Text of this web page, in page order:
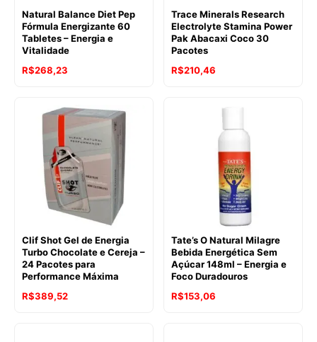
Natural Balance Diet Pep
Fórmula Energizante 60
Tabletes – Energia e
Vitalidade
R$268,23
Trace Minerals Research
Electrolyte Stamina Power
Pak Abacaxi Coco 30
Pacotes
R$210,46
Clif Shot Gel de Energia
Turbo Chocolate e Cereja –
24 Pacotes para
Performance Máxima
R$389,52
Tate’s O Natural Milagre
Bebida Energética Sem
Açúcar 148ml – Energia e
Foco Duradouros
R$153,06